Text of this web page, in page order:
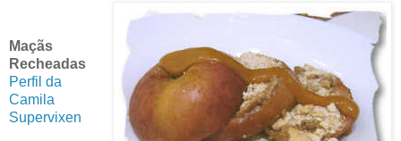
Maçãs
Recheadas
Perfil da
Camila
Supervixen